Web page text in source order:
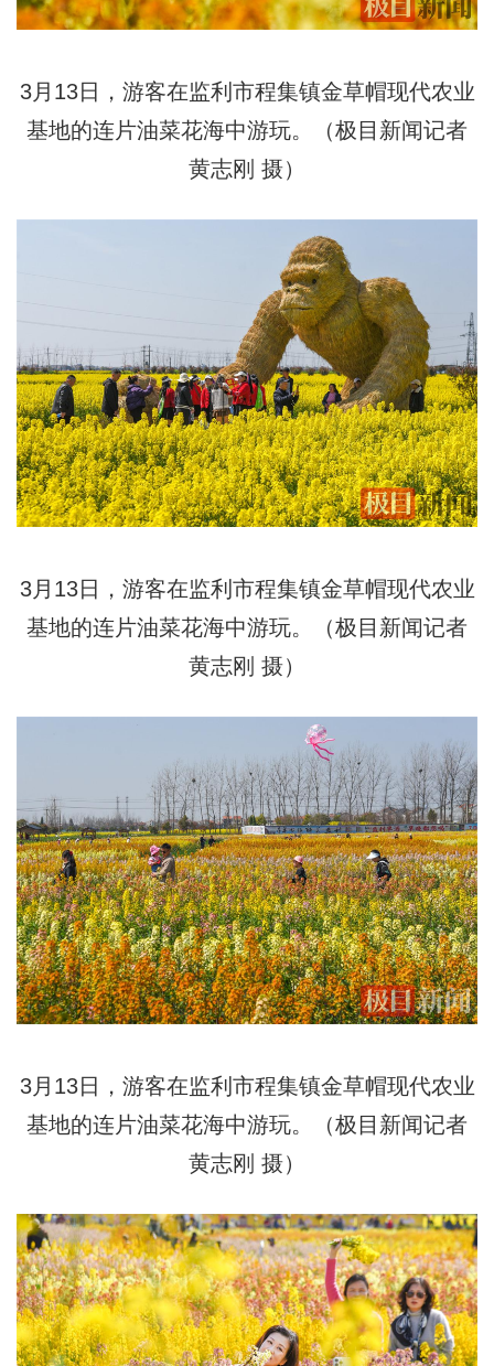
3月13日，游客在监利市程集镇金草帽现代农业
基地的连片油菜花海中游玩。（极目新闻记者
黄志刚 摄）
3月13日，游客在监利市程集镇金草帽现代农业
基地的连片油菜花海中游玩。（极目新闻记者
黄志刚 摄）
3月13日，游客在监利市程集镇金草帽现代农业
基地的连片油菜花海中游玩。（极目新闻记者
黄志刚 摄）